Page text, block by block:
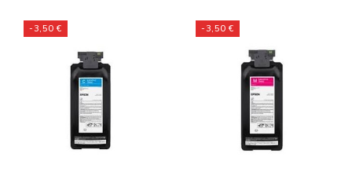
-3,50 € -3,50 €